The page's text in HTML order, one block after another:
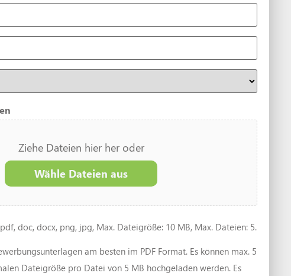
Ziehe Dateien hier her oder
Wähle Dateien aus
doc, docx, png, jpg, Max. Dateigröße: 10 MB, Max. Dateien: 5.
am besten im PDF Format. Es können max. 5
Dateigröße pro Datei von 5 MB hochgeladen werden. Es